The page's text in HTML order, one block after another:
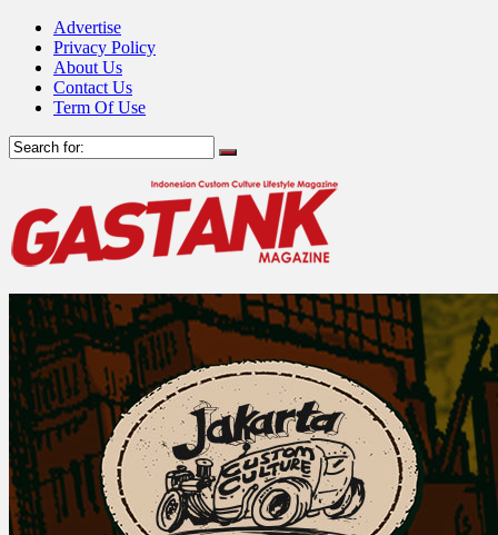
Advertise
Privacy Policy
About Us
Contact Us
Term Of Use